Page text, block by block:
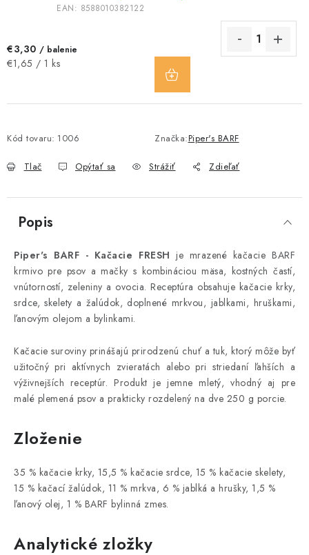
EAN: 8588010382122
€3,30 / balenie
Jednotková
€1,65 / 1 ks
Kód tovaru: 1006 Značka:Piper's BARF
Tlač Opýtať sa Strážiť Zdieľať
Popis
Piper's BARF - Kačacie FRESH je mrazené kačacie BARF
krmivo pre psov a mačky s kombináciou mäsa, kostných častí,
vnútorností, zeleniny a ovocia. Receptúra obsahuje kačacie krky,
srdce, skelety a žalúdok, doplnené mrkvou, jablkami, hruškami,
ľanovým olejom a bylinkami.
Kačacie suroviny prinášajú prirodzenú chuť a tuk, ktorý môže byť
užitočný pri aktívnych zvieratách alebo pri striedaní ľahších a
výživnejších receptúr. Produkt je jemne mletý, vhodný aj pre
malé plemená psov a prakticky rozdelený na dve 250 g porcie.
Zloženie
35 % kačacie krky, 15,5 % kačacie srdce, 15 % kačacie skelety,
15 % kačací žalúdok, 11 % mrkva, 6 % jablká a hrušky, 1,5 %
ľanový olej, 1 % BARF bylinná zmes.
Analytické zložky